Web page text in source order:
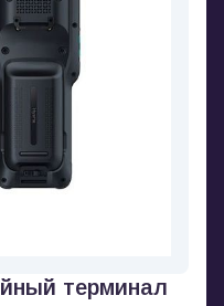
терминал